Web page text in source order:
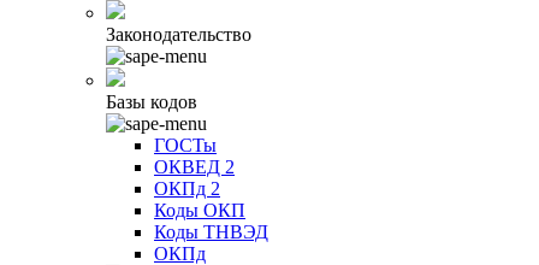
Законодательство
Базы кодов
ГОСТы
ОКВЕД 2
ОКПд 2
Коды ОКП
Коды ТНВЭД
ОКПд